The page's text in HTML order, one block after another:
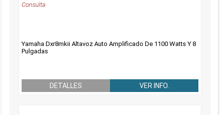
Consulta
Yamaha Dxr8mkii Altavoz Auto Amplificado De 1100 Watts Y 8
Pulgadas
DETALLES VER INFO.